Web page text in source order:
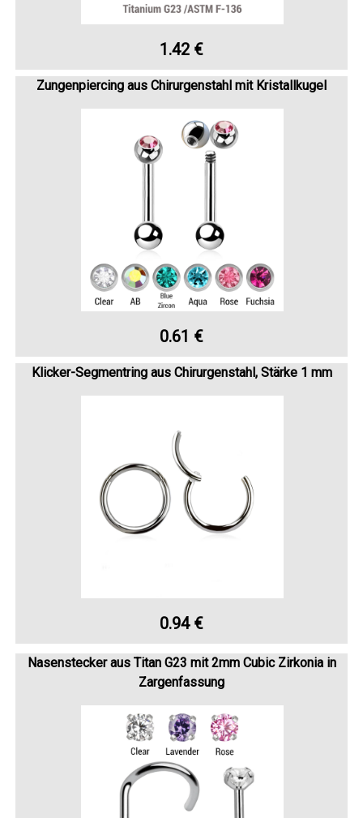
1.42 €
Zungenpiercing aus Chirurgenstahl mit Kristallkugel
0.61 €
Klicker-Segmentring aus Chirurgenstahl, Stärke 1 mm
0.94 €
Nasenstecker aus Titan G23 mit 2mm Cubic Zirkonia in
Zargenfassung